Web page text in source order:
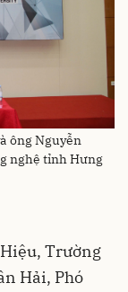
ông Nguyễn
nghệ tỉnh Hưng
Trường
Hải, Phó